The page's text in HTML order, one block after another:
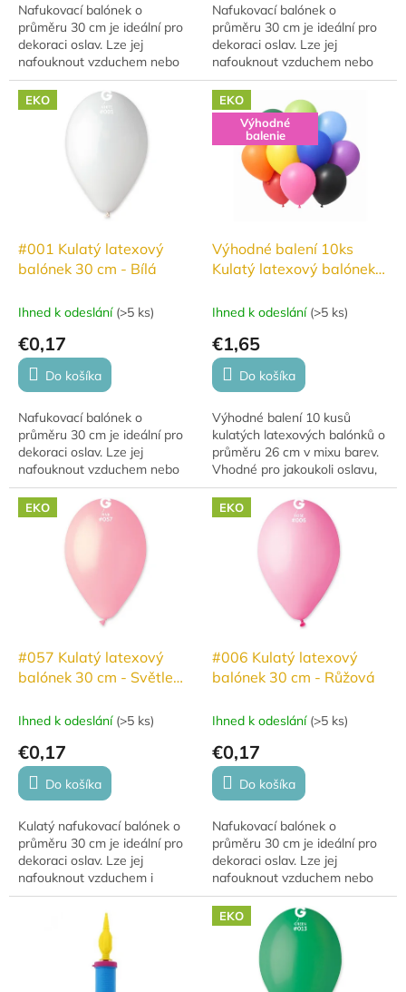
Nafukovací balónek o
průměru 30 cm je ideální pro
dekoraci oslav. Lze jej
nafouknout vzduchem nebo
héliem, přičemž s héliem se
vznáší 8–10 hodin. Pro delší
vznášení (10–12...
Nafukovací balónek o
průměru 30 cm je ideální pro
dekoraci oslav. Lze jej
nafouknout vzduchem nebo
héliem, přičemž s héliem se
vznáší 10–12 hodin. Balónky
jsou vyrobeny z...
EKO
#001 Kulatý latexový
balónek 30 cm - Bílá
Ihned k odeslání (>5 ks)
€0,17
Do košíka
Nafukovací balónek o
průměru 30 cm je ideální pro
dekoraci oslav. Lze jej
nafouknout vzduchem nebo
héliem, přičemž s héliem se
vznáší (10–12 hodin). Balónky
jsou vyrobeny z...
EKO
Výhodné
balenie
Výhodné balení 10ks
Kulatý latexový balónek
Ihned k odeslání (>5 ks)
€1,65
Do košíka
Výhodné balení 10 kusů
kulatých latexových balónků o
průměru 26 cm v mixu barev.
Vhodné pro jakoukoli oslavu,
párty nebo výzdobu interiéru.
EKO
#057 Kulatý latexový
balónek 30 cm - Světle
Ihned k odeslání (>5 ks)
€0,17
Do košíka
Kulatý nafukovací balónek o
průměru 30 cm je ideální pro
dekoraci oslav. Lze jej
nafouknout vzduchem i
héliem. Pro nafouknutí
vzduchem se často využívá v
dekoracích. Při použití...
EKO
#006 Kulatý latexový
balónek 30 cm - Růžová
Ihned k odeslání (>5 ks)
€0,17
Do košíka
Nafukovací balónek o
průměru 30 cm je ideální pro
dekoraci oslav. Lze jej
nafouknout vzduchem nebo
héliem, přičemž s héliem se
vznáší 10–12 hodin. Balónky
jsou vyrobeny z...
EKO